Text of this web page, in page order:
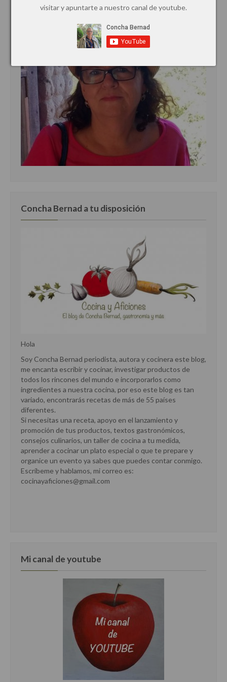
Cocina de Estados Unidos
Cocina de Guatemala
Cocina Ecuatoriana
Cocina Jamaicana
Cocina Mexicana
Cocina peruana
Cocina de Oriente Medio
Cocina Armenia
Cocina de Tunez
Cocina Oriental
Cocina Japonesa
Cocina Vietnamita
Cocina camboyana
Cocina Coreana
Cocina HIndú
Cocina China
Cocina del Pacifico
Cocina Africana
Cocina Sudafrinaca
Concha Bernad a tu disposición
Hola
Soy Concha Bernad periodista, autora y cocinera este blog,
me encanta escribir y cocinar, investigar productos de
todos los rincones del mundo e incorporarlos como
ingredientes a nuestra cocina, por eso este blog es tan
variado, encontrarás recetas de más de 55 países
diferentes.
Si necesitas una receta, apoyo en el lanzamiento y
promoción de tus productos, textos gastronómicos,
consejos culinarios, un taller de cocina a tu medida,
aprender a cocinar un plato especial o que te prepare y
organice un evento ya sabes que puedes contar conmigo.
Escríbeme y hablamos, mi correo es:
cocinayaficiones@gmail.com
Mi canal de youtube
visitar y apuntarte a nuestro canal de youtube.